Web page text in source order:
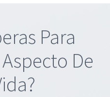
Para
De